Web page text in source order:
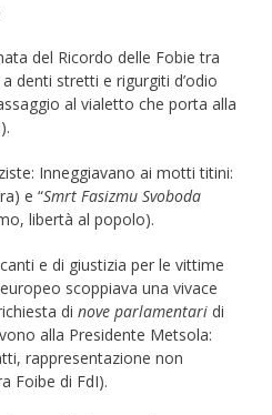
del Ricordo delle Fobie tra
denti stretti e rigurgiti d’odio
al vialetto che porta alla
Inneggiavano ai motti titini:
e “Smrt Fasizmu Svoboda
libertà al popolo).
e di giustizia per le vittime
scoppiava una vivace
di nove parlamentari di
alla Presidente Metsola:
rappresentazione non
Foibe di FdI).